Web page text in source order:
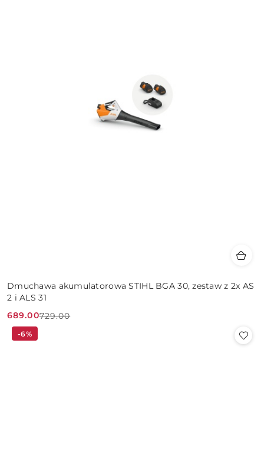
Dmuchawa akumulatorowa STIHL BGA 30, zestaw z 2x AS
2 i ALS 31
Cena
promocyjna:
689.00
Cena
przed
729.00
-6%